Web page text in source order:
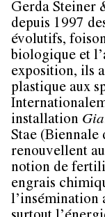
Gerda Steiner
depuis 1997
évolutifs,
biologique et
exposition, ils
plastique aux
installation
Stae (Biennale
renouvellent
notion de
engrais
l’insémination